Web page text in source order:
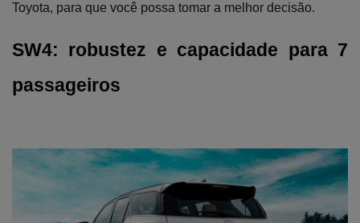
Toyota, para que você possa tomar a melhor decisão.
SW4: robustez e capacidade para 7
passageiros